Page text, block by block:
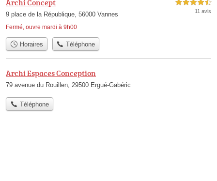
Archi Concept
9 place de la République, 56000 Vannes
Fermé, ouvre mardi à 9h00
4,5 étoiles sur 5
11 avis
Horaires Téléphone
Archi Espaces Conception
79 avenue du Rouillen, 29500 Ergué-Gabéric
Téléphone